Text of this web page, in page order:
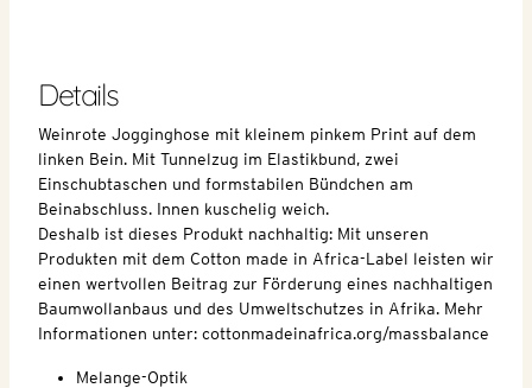
Details
Weinrote Jogginghose mit kleinem pinkem Print auf dem
linken Bein. Mit Tunnelzug im Elastikbund, zwei
Einschubtaschen und formstabilen Bündchen am
Beinabschluss. Innen kuschelig weich.
Deshalb ist dieses Produkt nachhaltig: Mit unseren
Produkten mit dem Cotton made in Africa-Label leisten wir
einen wertvollen Beitrag zur Förderung eines nachhaltigen
Baumwollanbaus und des Umweltschutzes in Afrika. Mehr
Informationen unter: cottonmadeinafrica.org/massbalance
Melange-Optik